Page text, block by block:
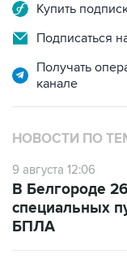
Купить
Подписаться
Получать
канале
НОВОСТИ ПО
9 августа 12:06
В Белгороде
специальных
БПЛА